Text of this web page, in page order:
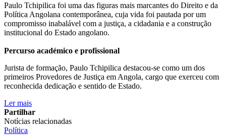
Paulo Tchipilica foi uma das figuras mais marcantes do Direito e da
Política Angolana contemporânea, cuja vida foi pautada por um
compromisso inabalável com a justiça, a cidadania e a construção
institucional do Estado angolano.
Percurso académico e profissional
Jurista de formação, Paulo Tchipilica destacou-se como um dos
primeiros Provedores de Justiça em Angola, cargo que exerceu com
reconhecida dedicação e sentido de Estado.
Ler mais
Partilhar
Notícias relacionadas
Política